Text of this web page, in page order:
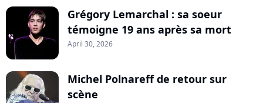
Grégory Lemarchal : sa soeur
témoigne 19 ans après sa mort
April 30, 2026
Michel Polnareff de retour sur
scène